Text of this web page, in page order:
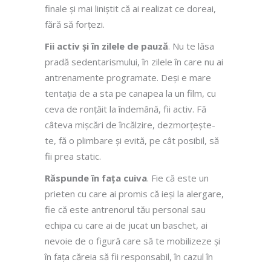
finale și mai liniștit că ai realizat ce doreai,
fără să forțezi.
Fii activ și în zilele de pauză. Nu te lăsa
pradă sedentarismului, în zilele în care nu ai
antrenamente programate. Deși e mare
tentația de a sta pe canapea la un film, cu
ceva de ronțăit la îndemână, fii activ. Fă
câteva mișcări de încălzire, dezmorțește-
te, fă o plimbare și evită, pe cât posibil, să
fii prea static.
Răspunde în fața cuiva. Fie că este un
prieten cu care ai promis că ieși la alergare,
fie că este antrenorul tău personal sau
echipa cu care ai de jucat un baschet, ai
nevoie de o figură care să te mobilizeze și
în fața căreia să fii responsabil, în cazul în